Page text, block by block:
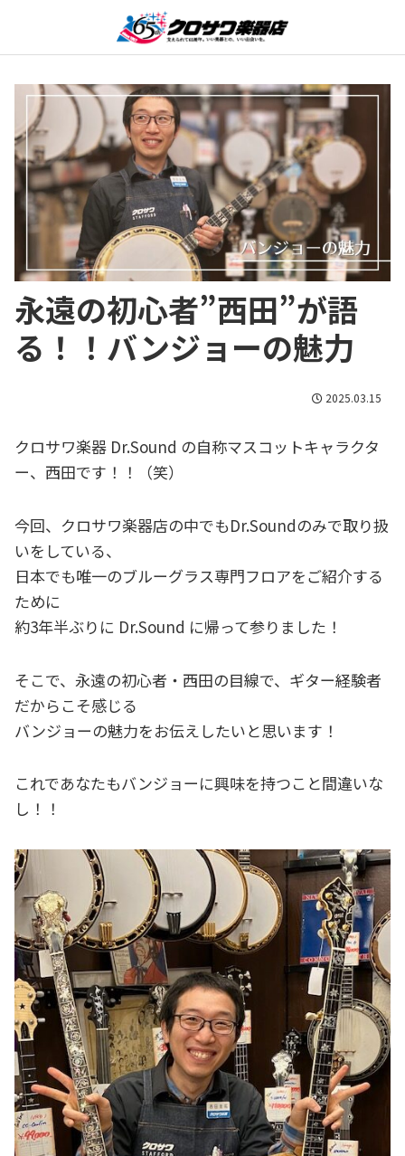
永遠の初心者”西田”が語
る！！バンジョーの魅力
2025.03.15
クロサワ楽器 Dr.Sound の自称マスコットキャラクタ
ー、西田です！！（笑）
今回、クロサワ楽器店の中でもDr.Soundのみで取り扱
いをしている、
日本でも唯一のブルーグラス専門フロアをご紹介する
ために
約3年半ぶりに Dr.Sound に帰って参りました！
そこで、永遠の初心者・西田の目線で、ギター経験者
だからこそ感じる
バンジョーの魅力をお伝えしたいと思います！
これであなたもバンジョーに興味を持つこと間違いな
し！！